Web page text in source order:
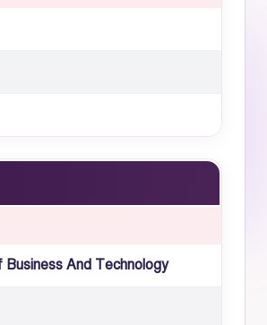
And Technology